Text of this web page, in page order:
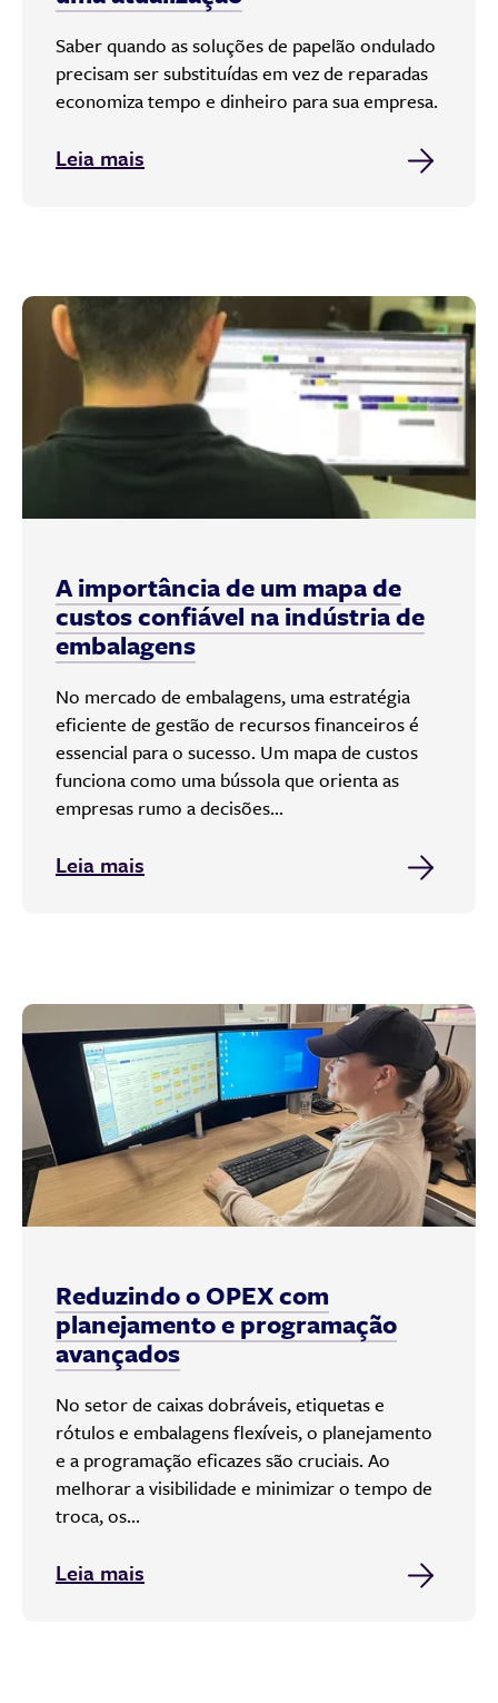
Saber quando as soluções de papelão ondulado
precisam ser substituídas em vez de reparadas
economiza tempo e dinheiro para sua empresa.
Leia mais
A importância de um mapa de
custos confiável na indústria de
embalagens
No mercado de embalagens, uma estratégia
eficiente de gestão de recursos financeiros é
essencial para o sucesso. Um mapa de custos
funciona como uma bússola que orienta as
empresas rumo a decisões...
Leia mais
Reduzindo o OPEX com
planejamento e programação
avançados
No setor de caixas dobráveis, etiquetas e
rótulos e embalagens flexíveis, o planejamento
e a programação eficazes são cruciais. Ao
melhorar a visibilidade e minimizar o tempo de
troca, os...
Leia mais